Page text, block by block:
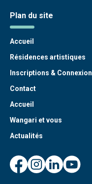
Plan du site
Accueil
Résidences artistiques
Inscriptions & Connexion
Contact
Accueil
Wangari et vous
Actualités